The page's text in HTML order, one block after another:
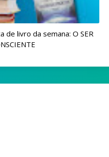
de livro da semana: O SER